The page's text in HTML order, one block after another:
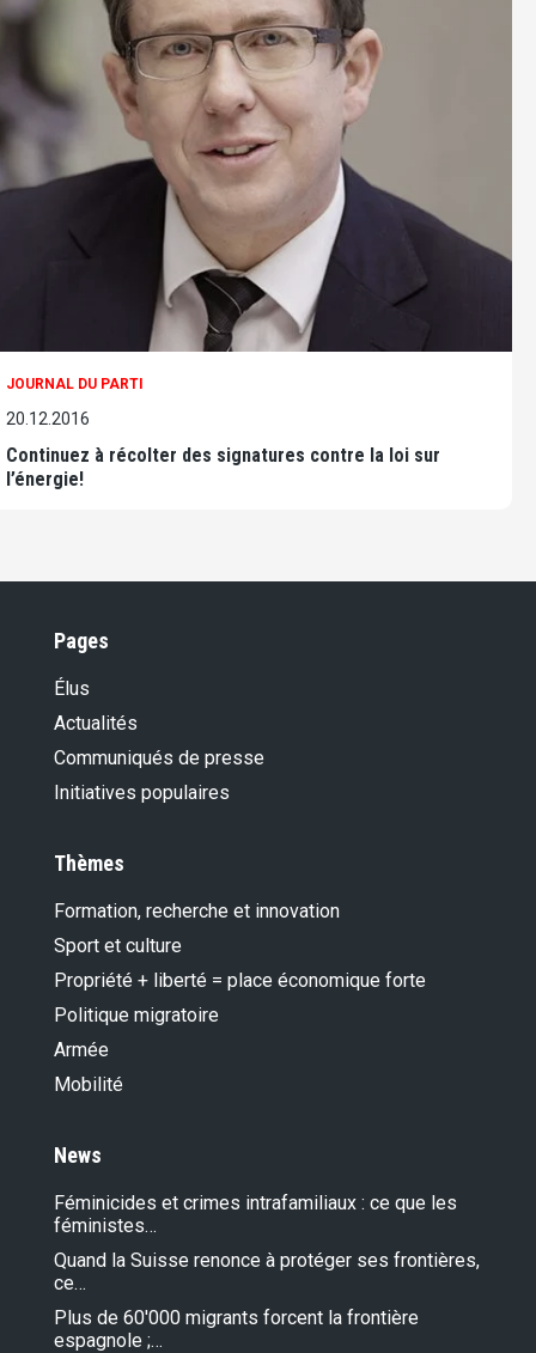
JOURNAL DU PARTI
20.12.2016
Continuez à récolter des signatures contre la loi sur
l’énergie!
Pages
Élus
Actualités
Communiqués de presse
Initiatives populaires
Thèmes
Formation, recherche et innovation
Sport et culture
Propriété + liberté = place économique forte
Politique migratoire
Armée
Mobilité
News
Féminicides et crimes intrafamiliaux : ce que les
féministes…
Quand la Suisse renonce à protéger ses frontières,
ce…
Plus de 60'000 migrants forcent la frontière
espagnole ;…